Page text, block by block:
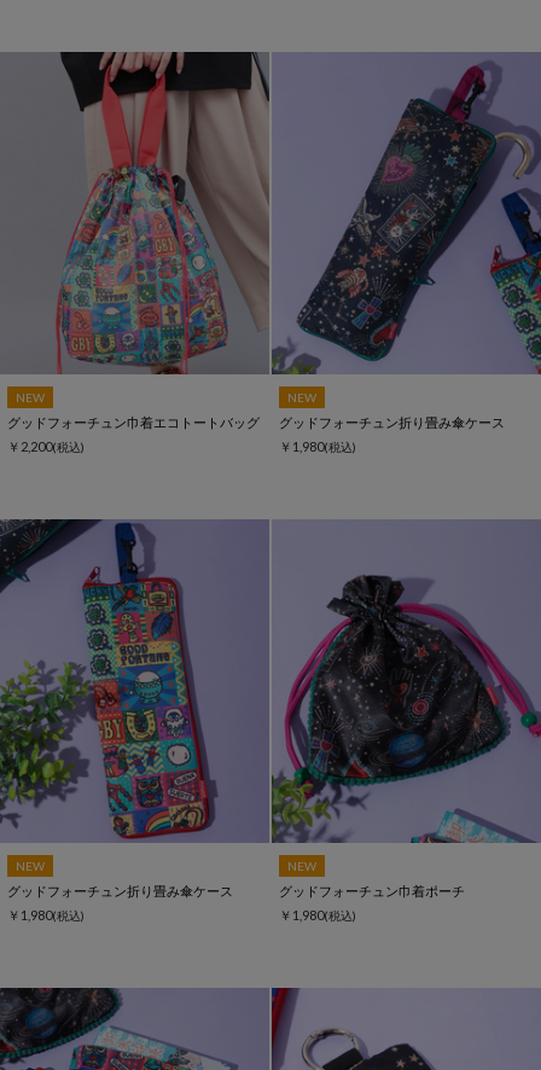
NEW
グッドフォーチュン巾着エコトートバッグ
￥2,200(税込)
NEW
グッドフォーチュン折り畳み傘ケース
￥1,980(税込)
NEW
グッドフォーチュン折り畳み傘ケース
￥1,980(税込)
NEW
グッドフォーチュン巾着ポーチ
￥1,980(税込)